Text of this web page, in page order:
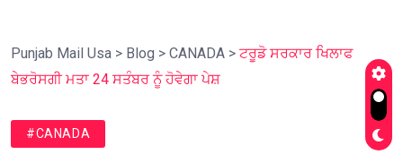
Punjab Mail Usa > Blog > CANADA > ਟਰੂਡੋ ਸਰਕਾਰ ਖਿਲਾਫ
ਬੇਭਰੋਸਗੀ ਮਤਾ 24 ਸਤੰਬਰ ਨੂੰ ਹੋਵੇਗਾ ਪੇਸ਼
#CANADA